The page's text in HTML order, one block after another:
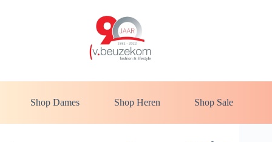
Shop Dames Shop Heren Shop Sale